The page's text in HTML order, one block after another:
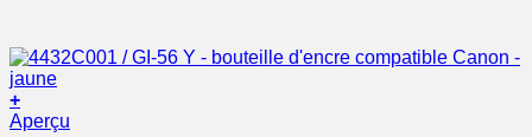
+
Aperçu